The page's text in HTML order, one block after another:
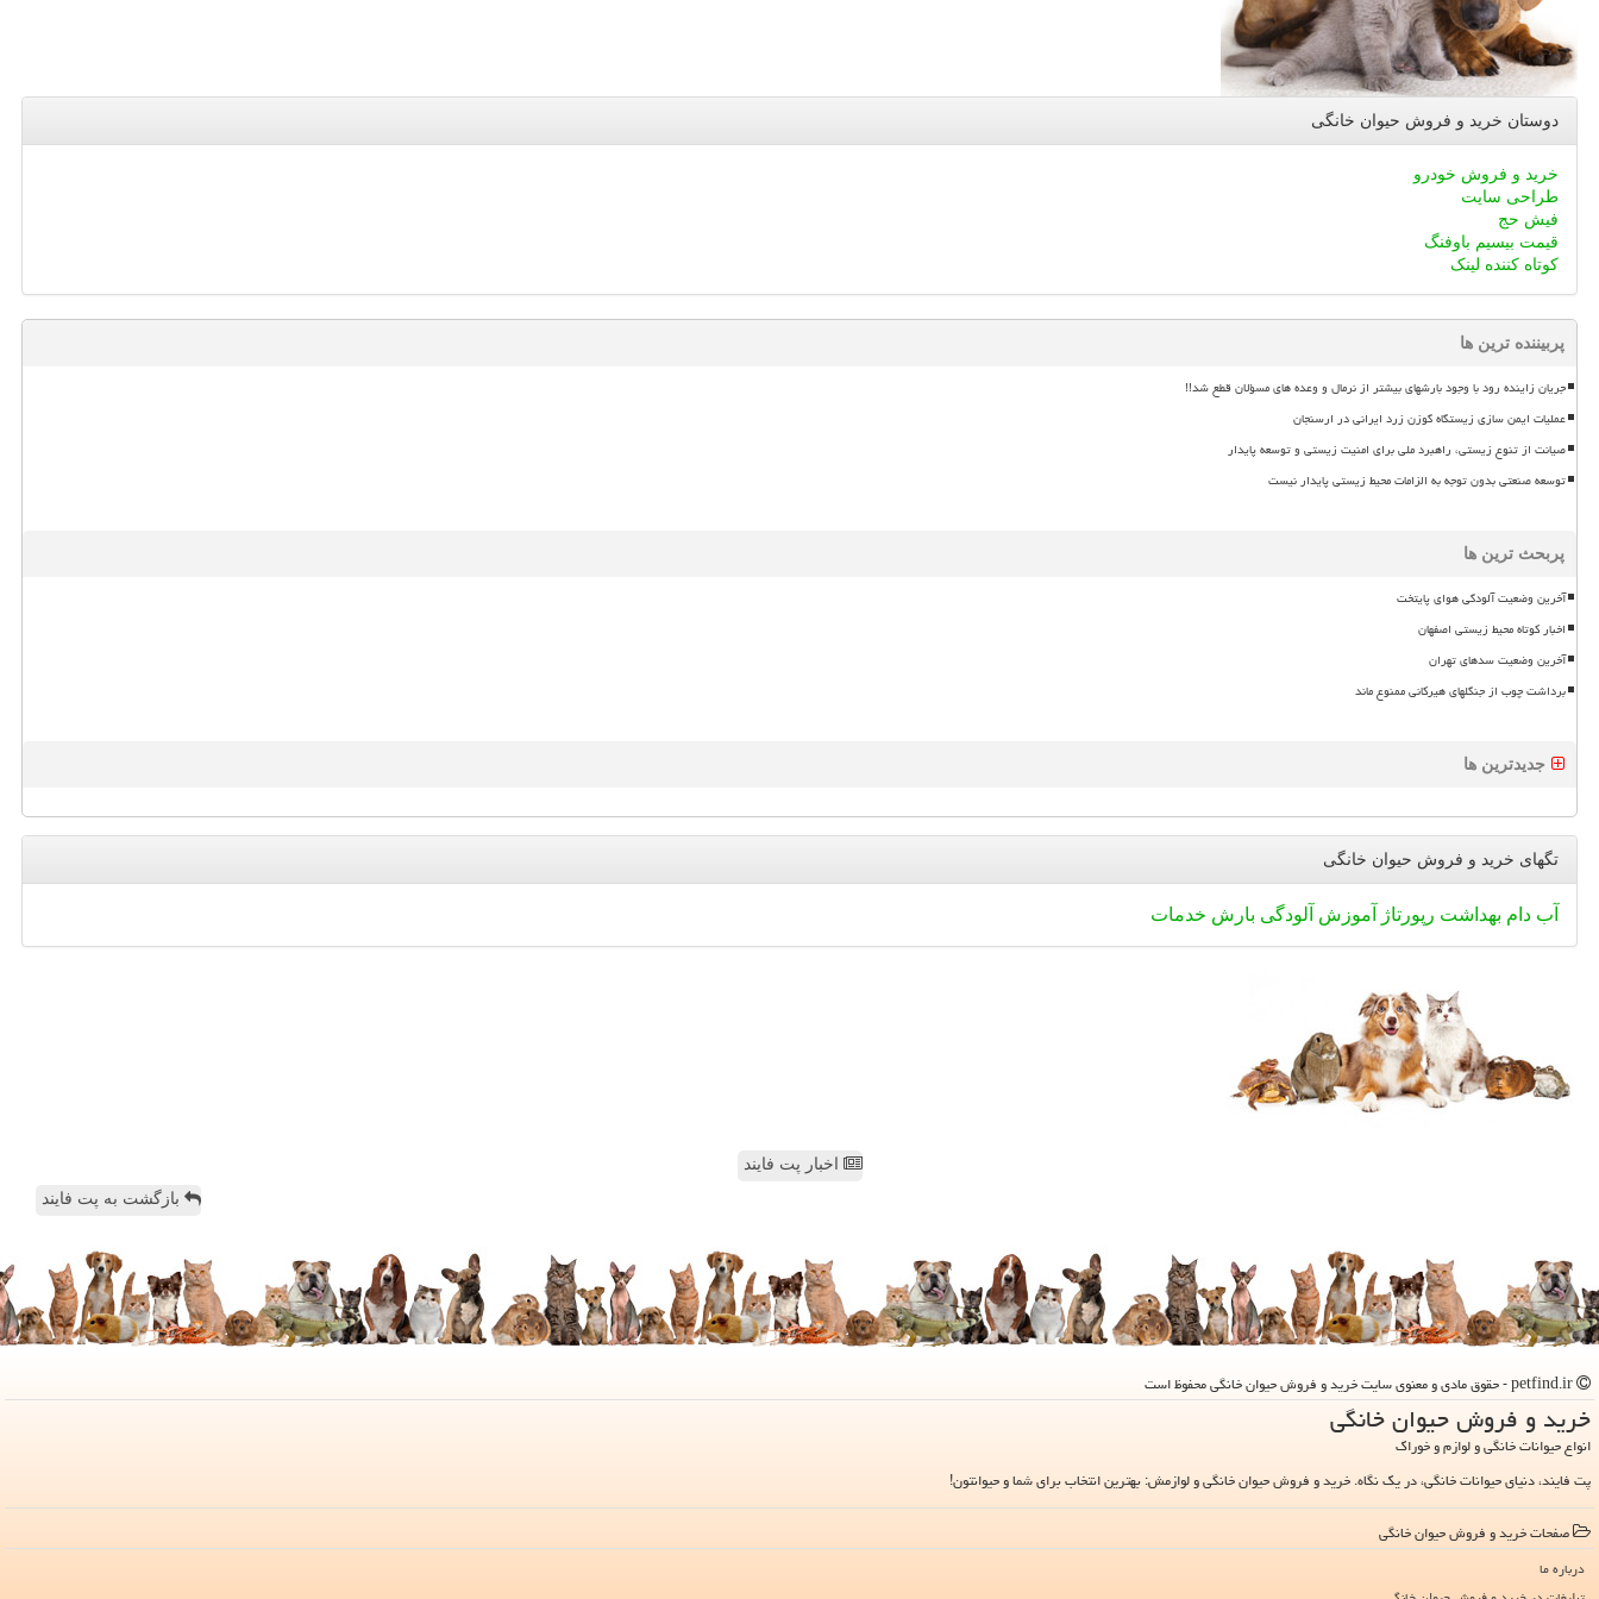
دوستان خرید و فروش حیوان خانگی
خرید و فروش خودرو
طراحی سایت
فیش حج
قیمت بیسیم باوفنگ
کوتاه کننده لینک
پربیننده ترین ها
جریان زاینده رود با وجود بارشهای بیشتر از نرمال و وعده های مسؤلان قطع شد!!
عملیات ایمن سازی زیستگاه گوزن زرد ایرانی در ارسنجان
صیانت از تنوع زیستی، راهبرد ملی برای امنیت زیستی و توسعه پایدار
توسعه صنعتی بدون توجه به الزامات محیط زیستی پایدار نیست
پربحث ترین ها
آخرین وضعیت آلودگی هوای پایتخت
اخبار کوتاه محیط زیستی اصفهان
آخرین وضعیت سدهای تهران
برداشت چوب از جنگلهای هیرکانی ممنوع ماند
جدیدترین ها
تگهای خرید و فروش حیوان خانگی
آب دام بهداشت رپورتاژ آموزش آلودگی بارش خدمات
اخبار پت فایند
بازگشت به پت فایند
خرید و فروش حیوان خانگی
انواع حیوانات خانگی و لوازم و خوراک
پت فایند، دنیای حیوانات خانگی، در یک نگاه. خرید و فروش حیوان خانگی و لوازمش: بهترین انتخاب برای شما و حیوانتون!
صفحات خرید و فروش حیوان خانگی
درباره ما